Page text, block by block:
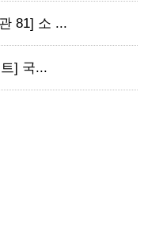
81] 소 ...
] 국...